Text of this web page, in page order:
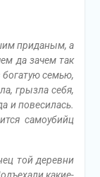
приданым, а
да зачем так
богатую семью,
грызла себя,
и повесилась.
самоубийц
той деревни
какие-